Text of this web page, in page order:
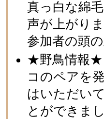
真っ白な綿
声が上がり
参加者の頭
★野鳥情報★
コのペアを
はいただい
とができま